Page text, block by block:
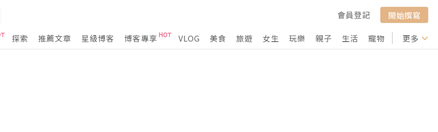
會員登記
開始撰寫
探索
推薦文章 星級博客 博客專享 VLOG 美食 旅遊 女生 玩樂 親子 生活 寵物 行山 打卡
更多